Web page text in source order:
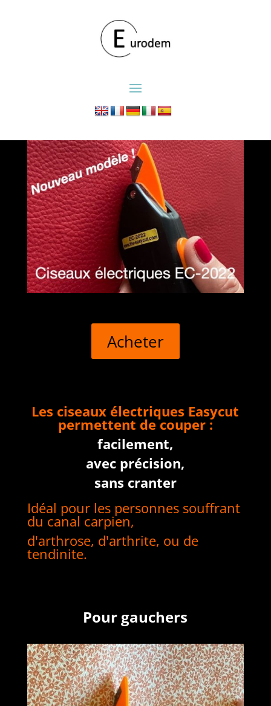
Acheter
Les ciseaux électriques Easycut
permettent de couper :
facilement,
avec précision,
sans cranter
Idéal pour les personnes souffrant
du canal carpien,
d'arthrose, d'arthrite, ou de
tendinite.
Pour gauchers